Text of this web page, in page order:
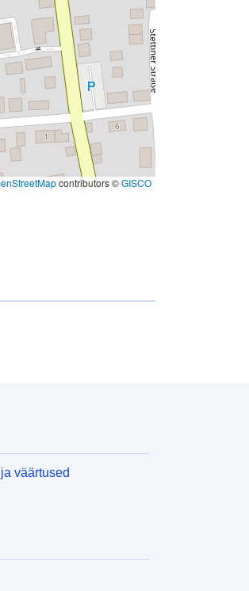
contributors ©GISCO
väärtused